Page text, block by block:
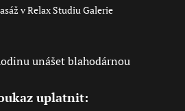
v Relax Studiu Galerie
unášet blahodárnou
uplatnit: